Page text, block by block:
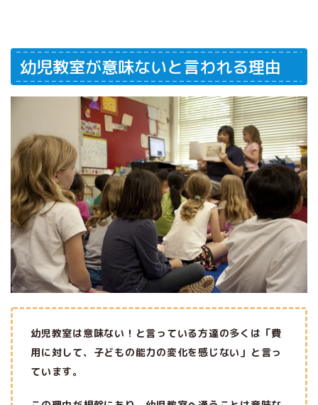
幼児教室が意味ないと言われる理由
幼児教室は意味ない！と言っている方達の多くは「費
用に対して、子どもの能力の変化を感じない」と言っ
ています。